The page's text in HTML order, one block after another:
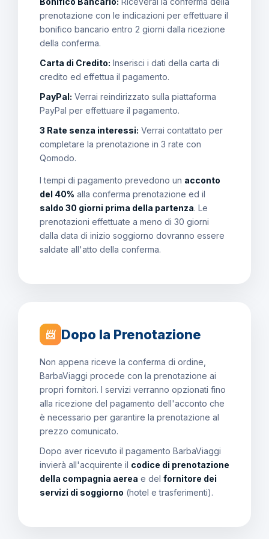
prenotazione con le indicazioni per effettuare il
bonifico bancario entro 2 giorni dalla ricezione
della conferma.
Carta di Credito: Inserisci i dati della carta di
credito ed effettua il pagamento.
PayPal: Verrai reindirizzato sulla piattaforma
PayPal per effettuare il pagamento.
3 Rate senza interessi: Verrai contattato per
completare la prenotazione in 3 rate con
Qomodo.
I tempi di pagamento prevedono un acconto
del 40% alla conferma prenotazione ed il
saldo 30 giorni prima della partenza. Le
prenotazioni effettuate a meno di 30 giorni
dalla data di inizio soggiorno dovranno essere
saldate all'atto della conferma.
📨 Dopo la Prenotazione
Non appena riceve la conferma di ordine,
BarbaViaggi procede con la prenotazione ai
propri fornitori. I servizi verranno opzionati fino
alla ricezione del pagamento dell'acconto che
è necessario per garantire la prenotazione al
prezzo comunicato.
Dopo aver ricevuto il pagamento BarbaViaggi
invierà all'acquirente il codice di prenotazione
della compagnia aerea e del fornitore dei
servizi di soggiorno (hotel e trasferimenti).